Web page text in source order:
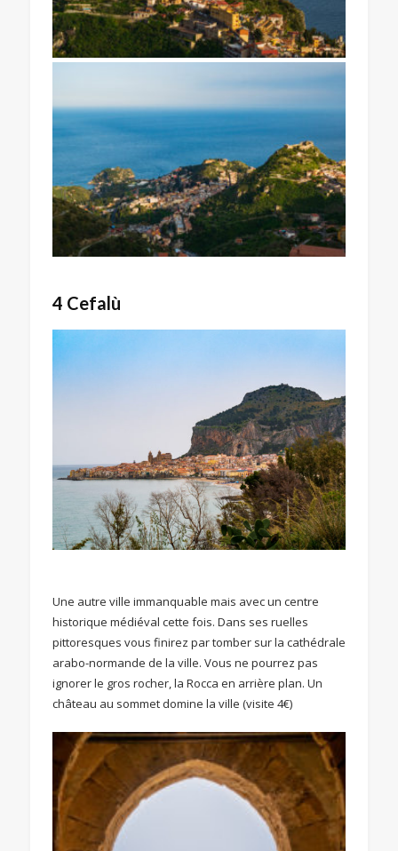
4 Cefalù
Une autre ville immanquable mais avec un centre
historique médiéval cette fois. Dans ses ruelles
pittoresques vous finirez par tomber sur la cathédrale
arabo-normande de la ville. Vous ne pourrez pas
ignorer le gros rocher, la Rocca en arrière plan. Un
château au sommet domine la ville (visite 4€)